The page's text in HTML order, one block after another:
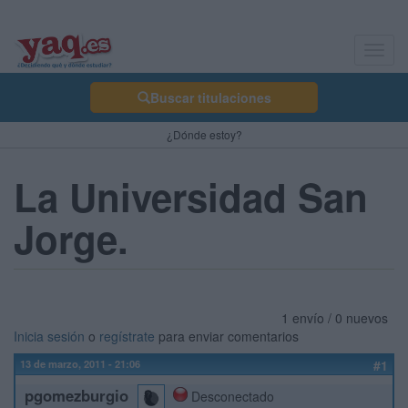
Buscar titulaciones
¿Dónde estoy?
La Universidad San
Jorge.
1 envío / 0 nuevos
Inicia sesión o regístrate para enviar comentarios
13 de marzo, 2011 - 21:06 #1
pgomezburgio
Desconectado